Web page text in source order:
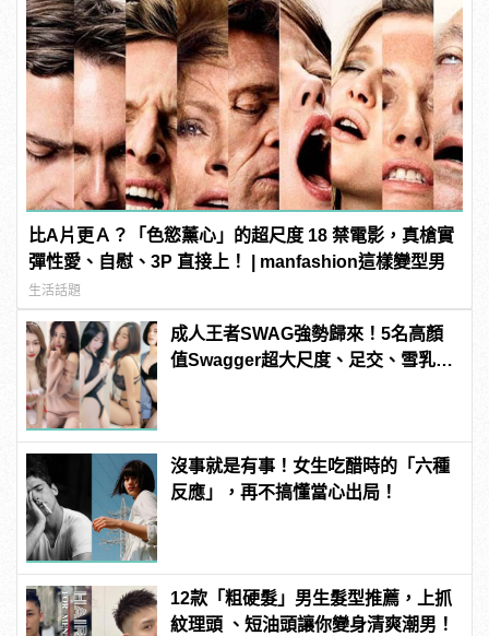
比A片更Ａ？「色慾薰心」的超尺度 18 禁電影，真槍實
彈性愛、自慰、3P 直接上！ | manfashion這樣變型男
生活話題
成人王者SWAG強勢歸來！5名高顏
值Swagger超大尺度、足交、雪乳、
沒事就是有事！女生吃醋時的「六種
反應」，再不搞懂當心出局！
12款「粗硬髮」男生髮型推薦，上抓
紋理頭 、短油頭讓你變身清爽潮男！